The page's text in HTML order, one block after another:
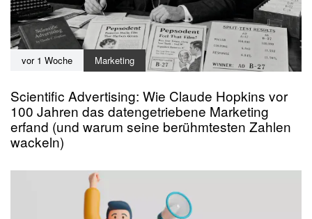
vor 1 Woche Marketing
Scientific Advertising: Wie Claude Hopkins vor
100 Jahren das datengetriebene Marketing
erfand (und warum seine berühmtesten Zahlen
wackeln)